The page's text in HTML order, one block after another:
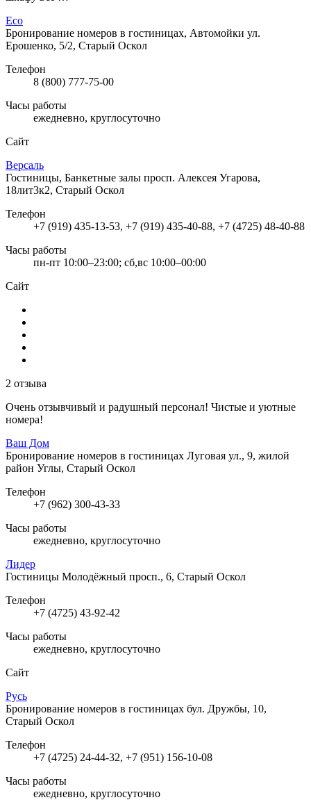
Eco
Бронирование номеров в гостиницах, Автомойки ул.
Ерошенко, 5/2, Старый Оскол
Телефон
8 (800) 777-75-00
Часы работы
ежедневно, круглосуточно
Сайт
Версаль
Гостиницы, Банкетные залы просп. Алексея Угарова,
18лит3к2, Старый Оскол
Телефон
+7 (919) 435-13-53, +7 (919) 435-40-88, +7 (4725) 48-40-88
Часы работы
пн-пт 10:00–23:00; сб,вс 10:00–00:00
Сайт
2 отзыва
Очень отзывчивый и радушный персонал! Чистые и уютные
номера!
Ваш Дом
Бронирование номеров в гостиницах Луговая ул., 9, жилой
район Углы, Старый Оскол
Телефон
+7 (962) 300-43-33
Часы работы
ежедневно, круглосуточно
Лидер
Гостиницы Молодёжный просп., 6, Старый Оскол
Телефон
+7 (4725) 43-92-42
Часы работы
ежедневно, круглосуточно
Сайт
Русь
Бронирование номеров в гостиницах бул. Дружбы, 10,
Старый Оскол
Телефон
+7 (4725) 24-44-32, +7 (951) 156-10-08
Часы работы
ежедневно, круглосуточно